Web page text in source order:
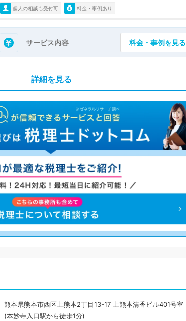
個人の相談も受付可 料金・事例あり
サービス内容 料金・事例を見る
詳細を見る
熊本県熊本市西区上熊本2丁目13-17 上熊本清香ビル401号室
(本妙寺入口駅から徒歩1分)